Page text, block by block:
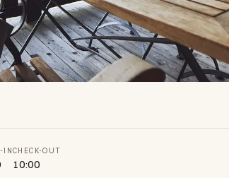
INCHECK-OUT
10:00